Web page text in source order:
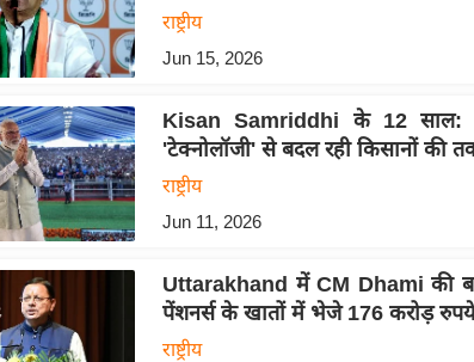
राष्ट्रीय
Jun 15, 2026
Kisan Samriddhi के 12 साल:
'टेक्नोलॉजी' से बदल रही किसानों की
राष्ट्रीय
Jun 11, 2026
Uttarakhand में CM Dhami की
पेंशनर्स के खातों में भेजे 176 करोड़ रुपये
राष्ट्रीय